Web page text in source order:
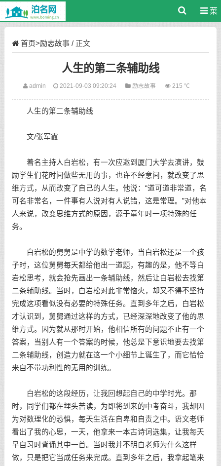
菜
首页>励志故事/ 正文
人生的第二条辅助线
admin 2021-09-03 09:20:24 励志故事 215 ℃
人生的第二条辅助线
文/张军霞
着名主持人白岩松，有一次应邀到厦门大学去演讲，鼓
励学生们花时间做些无用的事，也许不经意间，就改变了思
维方式，从而改变了自己的人生。他说：“道可道非常道，名
可名非常名，一件事有人说对有人说错，这是常理。”对他本
人来说，改变思维方式的原因，源于童年时一项特殊的任
务。
白岩松的舅舅是中学的数学老师，当白岩松还是一个孩
子时，这位舅舅每天都给他出一道题，有趣的是，他不等白
岩松思考，就会抢先画出一条辅助线，然后让白岩松去找第
二条辅助线。当时，白岩松对此非常恼火，却又不得不坚持
完成这项看似没有必要的特殊任务。直到多年之后，白岩松
才认识到，舅舅通过这样的方式，已经深深地改变了他的思
维方式。因为就从那时开始，他相信所有的问题不止有一个
答案，当别人有一个答案的时候，他总是下意识地要去找第
二条辅助线，创造力就在这一个小细节上诞生了，而它恰恰
来自不带功利性的无用的训练。
白岩松的这段经历，让我回想起自己的中学时光。那
时，同学们都在埋头苦读，为即将到来的中考奋斗，我却因
为对数理化的恐惧，每天生活在自卑和自责之中。语文老师
看出了我的心思，一天，他拿来一本古诗词选集，让我每天
早自习时背诵其中一首。当时我并不明白老师为什么这样
做，只是把它当成任务来完成。直到多年之后，我拿起笔来